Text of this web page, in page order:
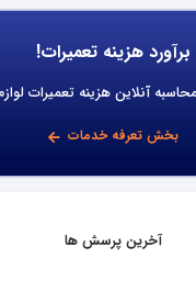
برآورد هزینه تعمیرات!
آنلاین هزینه تعمیرات
بخش تعرفه خدمات
آخرین پرسش ها